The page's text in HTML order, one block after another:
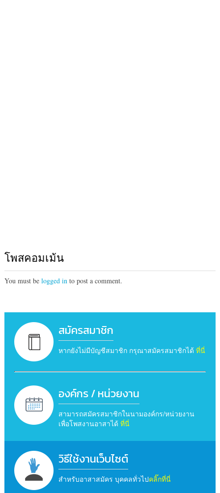
โพสคอมเม้น
You must be logged into post a comment.
สมัครสมาชิก
หากยังไม่มีบัญชีสมาชิก กรุณาสมัครสมาชิกได้ ที่นี่
องค์กร / หน่วยงาน
สามารถสมัครสมาชิกในนามองค์กร/หน่วยงาน
เพื่อโพสงานอาสาได้ ที่นี่
วิธีใช้งานเว็บไซต์
สำหรับอาสาสมัคร บุคคลทั่วไปคลิ๊กที่นี่